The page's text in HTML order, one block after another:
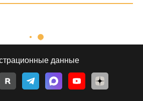
данные